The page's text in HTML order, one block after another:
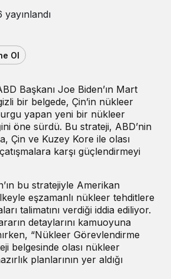
yayınlandı
Ol
Başkanı Joe Biden’ın Mart
bir belgede, Çin’in nükleer
yapan yeni bir nükleer
öne sürdü. Bu strateji, ABD’nin
Çin ve Kuzey Kore ile olası
karşı güçlendirmeyi
bu stratejiyle Amerikan
eşzamanlı nükleer tehditlere
talimatını verdiği iddia ediliyor.
detaylarını kamuoyuna
“Nükleer Görevlendirme
belgesinde olası nükleer
planlarının yer aldığı